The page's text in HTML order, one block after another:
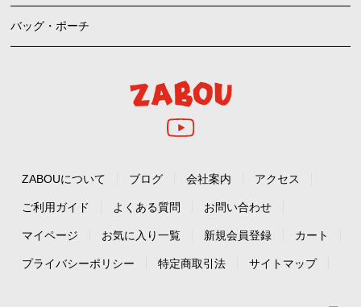
バッグ・ポーチ
ZABOUについて ブログ 会社案内 アクセス
ご利用ガイド よくある質問 お問い合わせ
マイページ お気に入り一覧 新規会員登録 カート
プライバシーポリシー 特定商取引法 サイトマップ